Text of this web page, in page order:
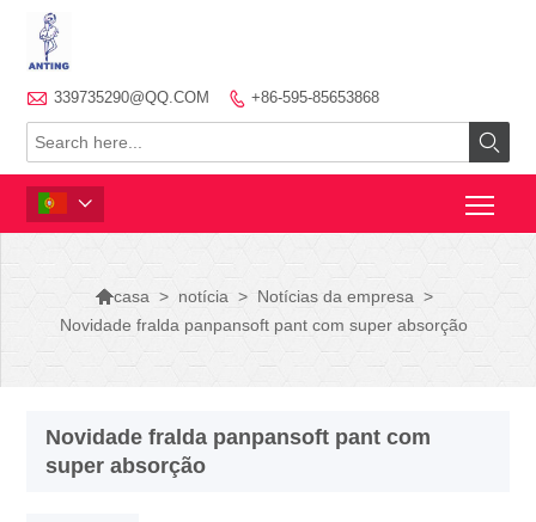
 339735290@QQ.COM  +86-595-85653868


casa > notícia > Notícias da empresa >
Novidade fralda panpansoft pant com super absorção
Novidade fralda panpansoft pant com
super absorção